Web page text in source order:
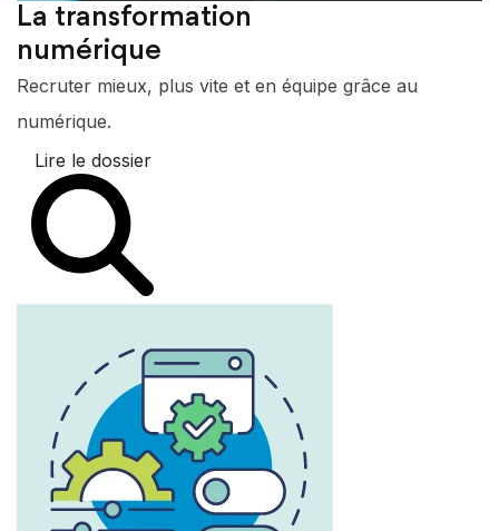
La transformation
numérique
Recruter mieux, plus vite et en équipe grâce au
numérique.
Lire le dossier